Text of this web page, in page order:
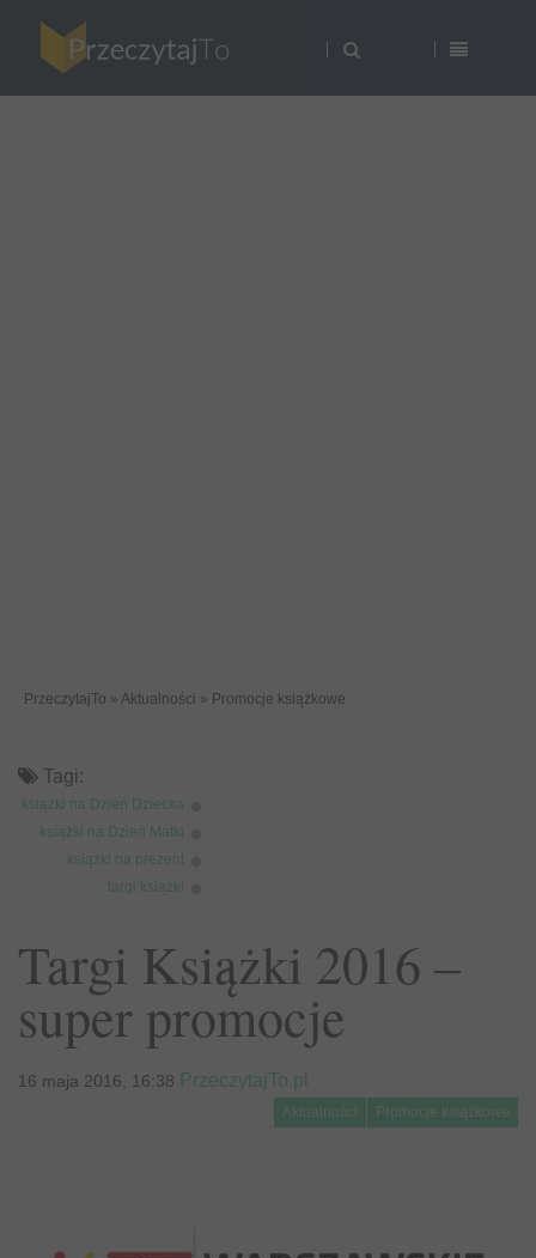
PrzeczytajTo » Aktualności » Promocje książkowe
Tagi:
książki na Dzień Dziecka
książki na Dzień Matki
książki na prezent
targi książki
Targi Książki 2016 –
super promocje
16 maja 2016, 16:38 PrzeczytajTo.pl
Aktualności Promocje książkowe